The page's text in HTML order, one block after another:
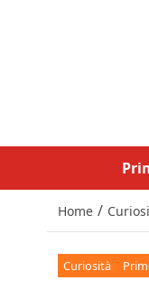
Home /
Curiosità